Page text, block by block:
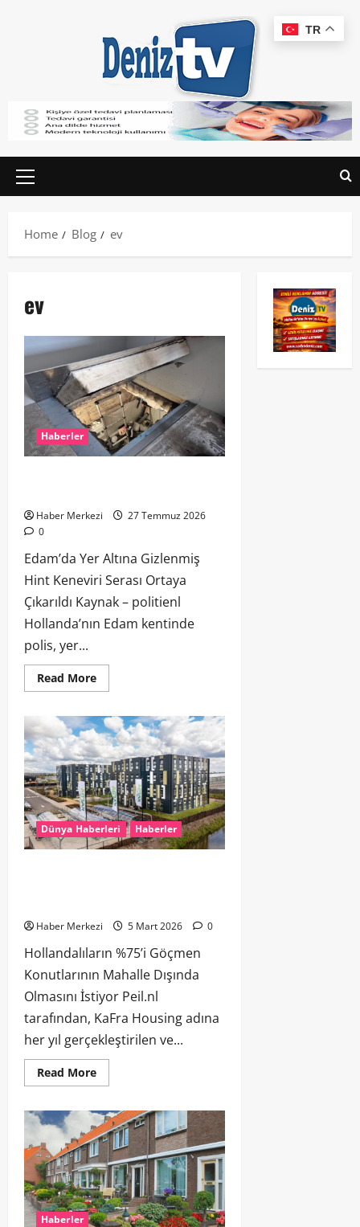
Home Blog ev
ev
Haberler
Haber Merkezi
27 Temmuz 2026
0
Edam’da Yer Altına Gizlenmiş
Hint Keneviri Serası Ortaya
Çıkarıldı Kaynak – politienl
Hollanda’nın Edam kentinde
polis, yer...
Read More
Dünya Haberleri Haberler
Haber Merkezi 5 Mart 2026 0
Hollandalıların %75’i Göçmen
Konutlarının Mahalle Dışında
Olmasını İstiyor Peil.nl
tarafından, KaFra Housing adına
her yıl gerçekleştirilen ve...
Read More
Haberler
TR